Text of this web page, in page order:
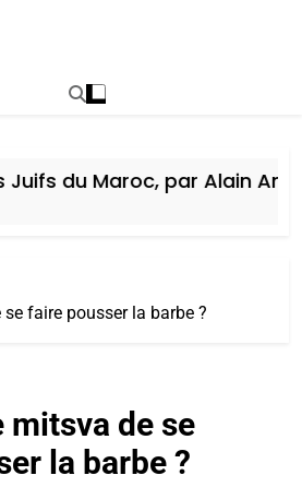
du Maroc, par Alain Amiel
faire pousser la barbe ?
mitsva de se
la barbe ?